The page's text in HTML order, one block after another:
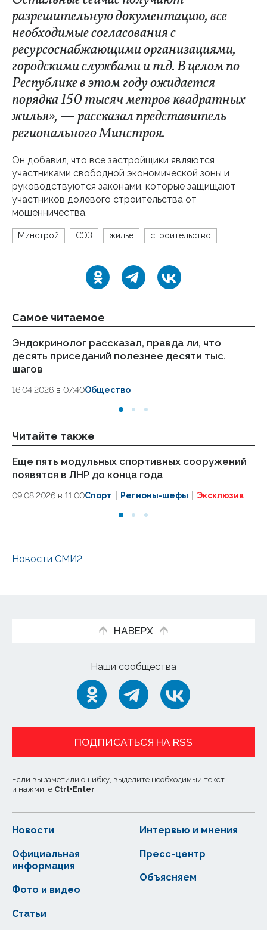
разрешительную документацию, все
необходимые согласования с
ресурсоснабжающими организациями,
городскими службами и т.д. В целом по
Республике в этом году ожидается
порядка 150 тысяч метров квадратных
жилья», — рассказал представитель
регионального Минстроя.
Он добавил, что все застройщики являются
участниками свободной экономической зоны и
руководствуются законами, которые защищают
участников долевого строительства от
мошенничества.
Минстрой СЭЗ жилье строительство
Самое читаемое
Эндокринолог рассказал, правда ли, что
десять приседаний полезнее десяти тыс.
шагов
16.04.2026 в 07:40Общество
Читайте также
Еще пять модульных спортивных сооружений
появятся в ЛНР до конца года
09.08.2026 в 11:00Спорт Регионы-шефы Эксклюзив
Новости СМИ2
НАВЕРХ
Наши сообщества
ПОДПИСАТЬСЯ НА RSS
Если вы заметили ошибку, выделите необходимый текст
и нажмите Ctrl+Enter
Новости
Статьи
Официальная
информация
Интервью и мнения
Фото и видео
Пресс-центр
Объясняем